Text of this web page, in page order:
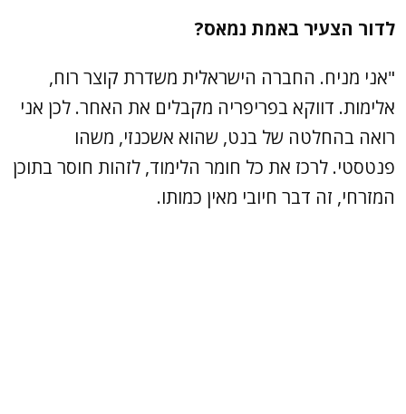
לדור הצעיר באמת נמאס?
"אני מניח. החברה הישראלית משדרת קוצר רוח,
אלימות. דווקא בפריפריה מקבלים את האחר. לכן אני
רואה בהחלטה של בנט, שהוא אשכנזי, משהו
פנטסטי. לרכז את כל חומר הלימוד, לזהות חוסר בתוכן
המזרחי, זה דבר חיובי מאין כמותו.